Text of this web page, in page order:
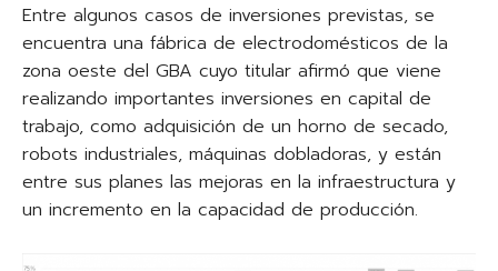
Entre algunos casos de inversiones previstas, se
encuentra una fábrica de electrodomésticos de la
zona oeste del GBA cuyo titular afirmó que viene
realizando importantes inversiones en capital de
trabajo, como adquisición de un horno de secado,
robots industriales, máquinas dobladoras, y están
entre sus planes las mejoras en la infraestructura y
un incremento en la capacidad de producción.